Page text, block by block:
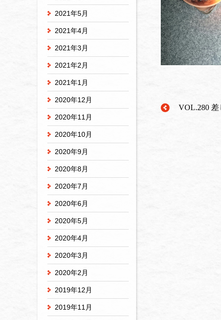
2021年5月
2021年4月
2021年3月
2021年2月
2021年1月
2020年12月
2020年11月
2020年10月
2020年9月
2020年8月
2020年7月
2020年6月
2020年5月
2020年4月
2020年3月
2020年2月
2019年12月
2019年11月
VOL.280